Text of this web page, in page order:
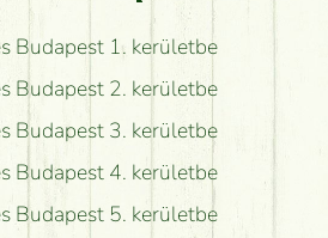
Budapest 1. kerületbe
Budapest 2. kerületbe
Budapest 3. kerületbe
Budapest 4. kerületbe
Budapest 5. kerületbe